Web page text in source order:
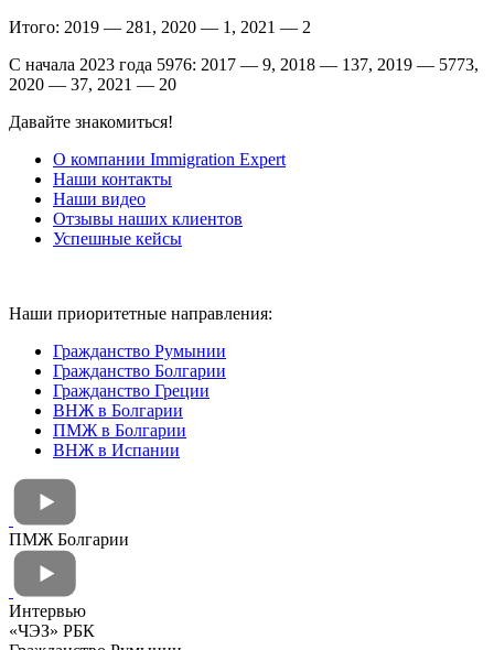
Итого: 2019 — 281, 2020 — 1, 2021 — 2
С начала 2023 года 5976: 2017 — 9, 2018 — 137, 2019 — 5773,
2020 — 37, 2021 — 20
Давайте знакомиться!
О компании Immigration Expert
Наши контакты
Наши видео
Отзывы наших клиентов
Успешные кейсы
Наши приоритетные направления:
Гражданство Румынии
Гражданство Болгарии
Гражданство Греции
ВНЖ в Болгарии
ПМЖ в Болгарии
ВНЖ в Испании
ПМЖ Болгарии
Интервью
«ЧЭЗ» РБК